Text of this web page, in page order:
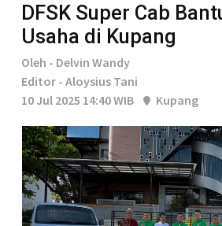
DFSK Super Cab
Usaha di Kupang
Oleh - Delvin Wandy
Editor - Aloysius Tani
10 Jul 2025 14:40 WIB
Kupang